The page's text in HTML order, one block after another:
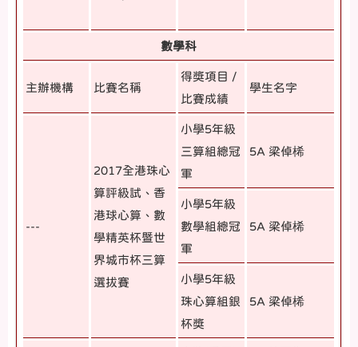
數學科
主辦機構 比賽名稱
得獎項目 /
比賽成績
學生名字
---
2017全港珠心
算評級試、香
港球心算、數
學精英杯暨世
界城市杯三算
選拔賽
小學5年級
三算組總冠
軍
5A 梁倬桸
小學5年級
數學組總冠
軍
5A 梁倬桸
小學5年級
珠心算組銀
杯獎
5A 梁倬桸